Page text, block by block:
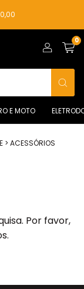
0
E MOTO
> ACESSÓRIOS
Por favor,